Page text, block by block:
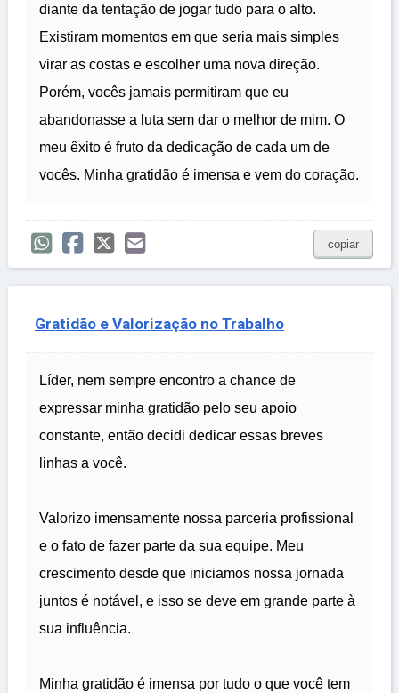
diante da tentação de jogar tudo para o alto.
Existiram momentos em que seria mais simples
virar as costas e escolher uma nova direção.
Porém, vocês jamais permitiram que eu
abandonasse a luta sem dar o melhor de mim. O
meu êxito é fruto da dedicação de cada um de
vocês. Minha gratidão é imensa e vem do coração.
copiar
Gratidão e Valorização no Trabalho
Líder, nem sempre encontro a chance de
expressar minha gratidão pelo seu apoio
constante, então decidi dedicar essas breves
linhas a você.
Valorizo imensamente nossa parceria profissional
e o fato de fazer parte da sua equipe. Meu
crescimento desde que iniciamos nossa jornada
juntos é notável, e isso se deve em grande parte à
sua influência.
Minha gratidão é imensa por tudo o que você tem